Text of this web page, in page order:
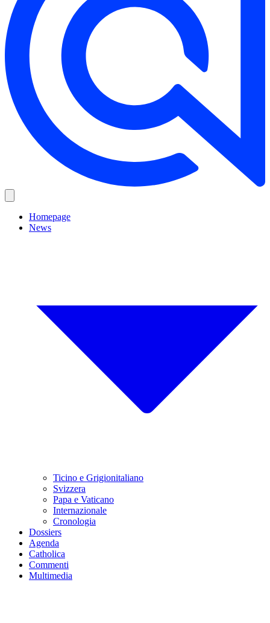
Homepage
News
Ticino e Grigionitaliano
Svizzera
Papa e Vaticano
Internazionale
Cronologia
Dossiers
Agenda
Catholica
Commenti
Multimedia